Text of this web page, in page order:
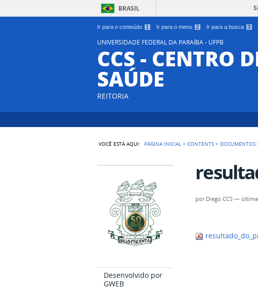
Ir para o conteúdo 1 Ir para o menu 2 Ir para a busca 3
BRASIL
UNIVERSIDADE FEDERAL DA PARAÍBA - UFPB
CCS - CENTRO
SAÚDE
REITORIA
VOCÊ ESTÁ AQUI: PÁGINA INICIAL >CONTENTS > DOCUMENTOS
Desenvolvido por
GWEB
por Diego CCS —